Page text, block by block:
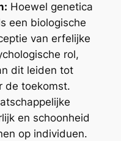
Hoewel genetica
een biologische
van erfelijke
rol,
dit leiden tot
de toekomst.
en schoonheid
op individuen.